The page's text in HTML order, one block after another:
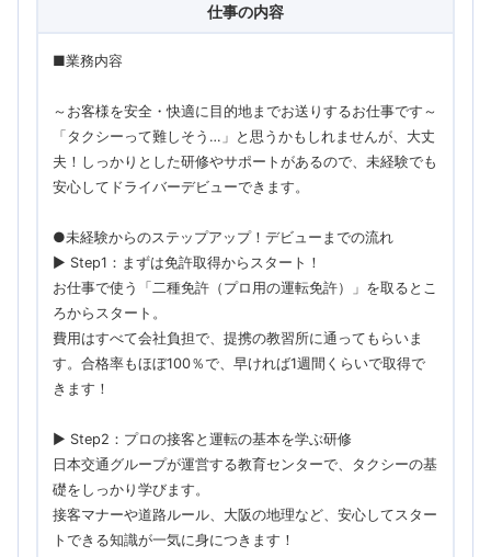
仕事の内容
■業務内容
～お客様を安全・快適に目的地までお送りするお仕事です～
「タクシーって難しそう…」と思うかもしれませんが、大丈
夫！しっかりとした研修やサポートがあるので、未経験でも
安心してドライバーデビューできます。
●未経験からのステップアップ！デビューまでの流れ
▶ Step1：まずは免許取得からスタート！
お仕事で使う「二種免許（プロ用の運転免許）」を取るとこ
ろからスタート。
費用はすべて会社負担で、提携の教習所に通ってもらいま
す。合格率もほぼ100％で、早ければ1週間くらいで取得で
きます！
▶ Step2：プロの接客と運転の基本を学ぶ研修
日本交通グループが運営する教育センターで、タクシーの基
礎をしっかり学びます。
接客マナーや道路ルール、大阪の地理など、安心してスター
トできる知識が一気に身につきます！